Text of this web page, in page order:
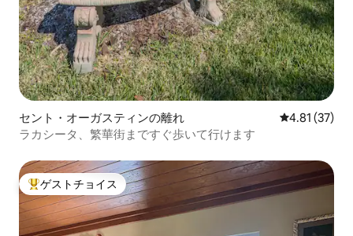
セント・オーガスティンの離れ レビュー37
4.81 (37)
ラカシータ、繁華街まですぐ歩いて行けます
大好評のゲストチョイスです。
ゲストチョイス